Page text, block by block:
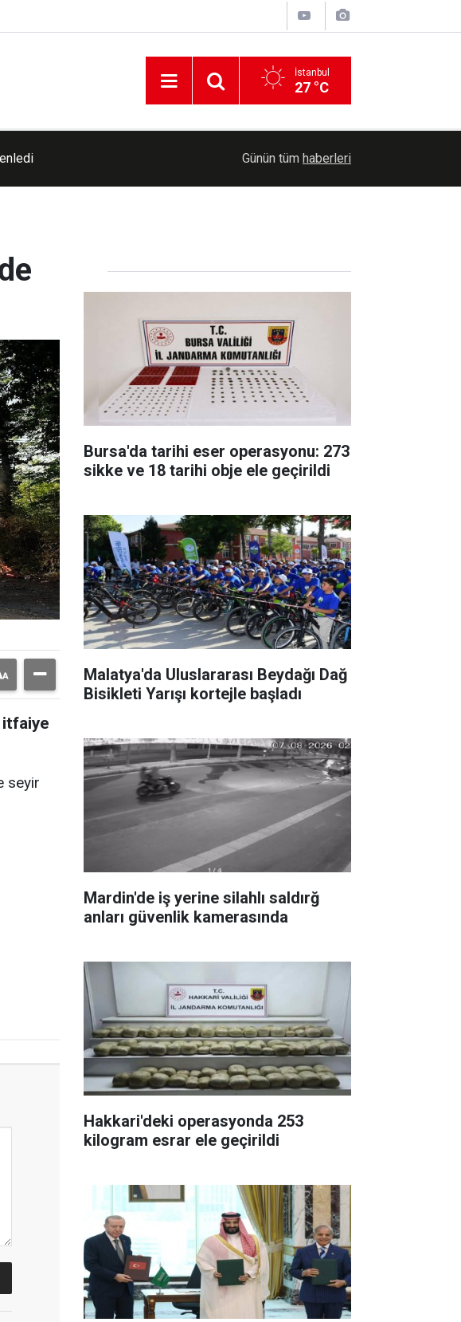
İstanbul
27 °C
projesini engelledi
Günün tüm haberleri
itfaiye
seyir
Bursa'da tarihi eser operasyonu: 273
sikke ve 18 tarihi obje ele geçirildi
Malatya'da Uluslararası Beydağı Dağ
Bisikleti Yarışı kortejle başladı
Mardin'de iş yerine silahlı saldırğ
anları güvenlik kamerasında
Hakkari'deki operasyonda 253
kilogram esrar ele geçirildi